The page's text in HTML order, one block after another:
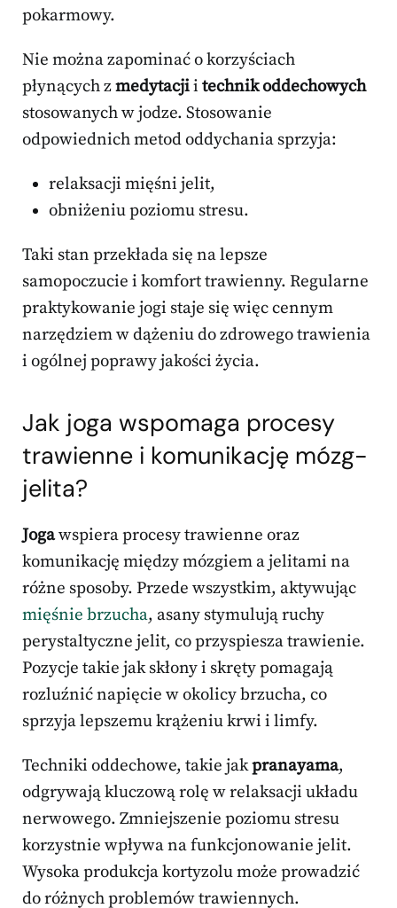
pokarmowy.
Nie można zapominać o korzyściach
płynących zmedytacjii technik oddechowych
stosowanych w jodze. Stosowanie
odpowiednich metod oddychania sprzyja:
relaksacji mięśni jelit,
obniżeniu poziomu stresu.
Taki stan przekłada się na lepsze
samopoczucie i komfort trawienny. Regularne
praktykowanie jogi staje się więc cennym
narzędziem w dążeniu do zdrowego trawienia
i ogólnej poprawy jakości życia.
Jak joga wspomaga procesy
trawienne i komunikację mózg-
jelita?
Jogawspiera procesy trawienne oraz
komunikację między mózgiem a jelitami na
różne sposoby. Przede wszystkim, aktywując
mięśnie brzucha, asany stymulują ruchy
perystaltyczne jelit, co przyspiesza trawienie.
Pozycje takie jak skłony i skręty pomagają
rozluźnić napięcie w okolicy brzucha, co
sprzyja lepszemu krążeniu krwi i limfy.
Techniki oddechowe, takie jakpranayama,
odgrywają kluczową rolę w relaksacji układu
nerwowego. Zmniejszenie poziomu stresu
korzystnie wpływa na funkcjonowanie jelit.
Wysoka produkcja kortyzolu może prowadzić
do różnych problemów trawiennych.